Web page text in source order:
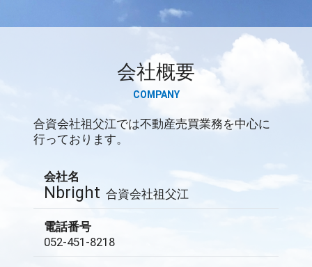
会社概要
COMPANY
合資会社祖父江では不動産売買業務を中心に
行っております。
会社名
Nbright 合資会社祖父江
電話番号
052-451-8218